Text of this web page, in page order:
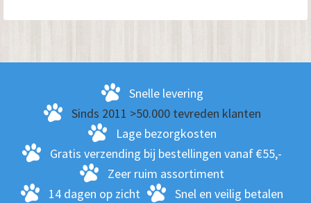
Snelle levering
Sinds 2011 >50.000 tevreden klanten
Lage bezorgkosten
Gratis verzending bij bestellingen vanaf €55,-
Zeer ruim assortiment
14 dagen op zicht
Snel en veilig betalen